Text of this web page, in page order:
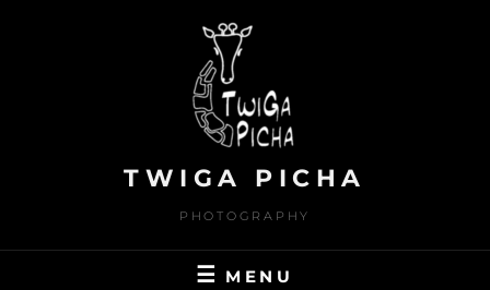
TWIGA PICHA
PHOTOGRAPHY
MENU